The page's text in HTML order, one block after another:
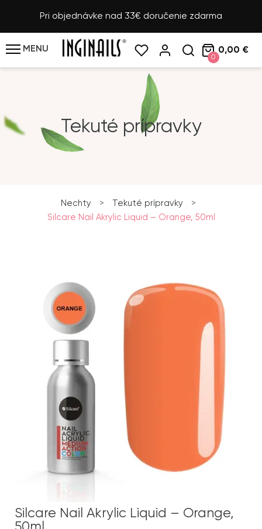
Pri objednávke nad 33€ doručenie zdarma
MENU
0
0,00 €
Tekuté prípravky
Nechty > Tekuté prípravky
>
Silcare Nail Akrylic Liquid – Orange, 50ml
Silcare Nail Akrylic Liquid – Orange,